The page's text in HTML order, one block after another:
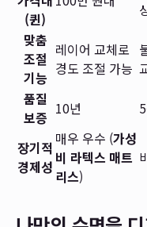
(퀸)
맞춤
조절
기능
레이어 교체로
경도 조절 가능
품질
보증 10년
장기적
경제성
매우 우수 (가성
비 라텍스 매트
리스)